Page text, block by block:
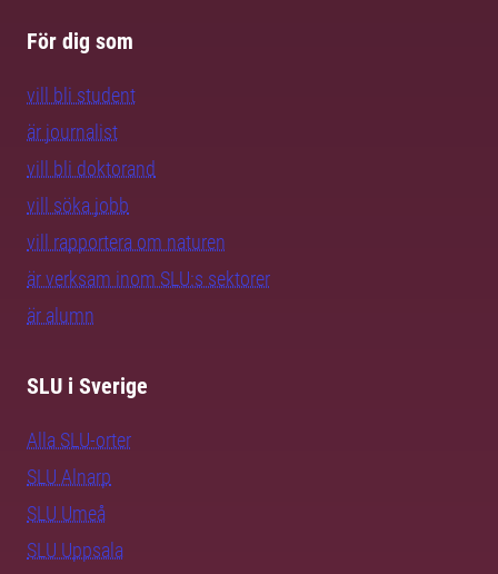
För dig som
vill bli student
är journalist
vill bli doktorand
vill söka jobb
vill rapportera om naturen
är verksam inom SLU:s sektorer
är alumn
SLU i Sverige
Alla SLU-orter
SLU Alnarp
SLU Umeå
SLU Uppsala